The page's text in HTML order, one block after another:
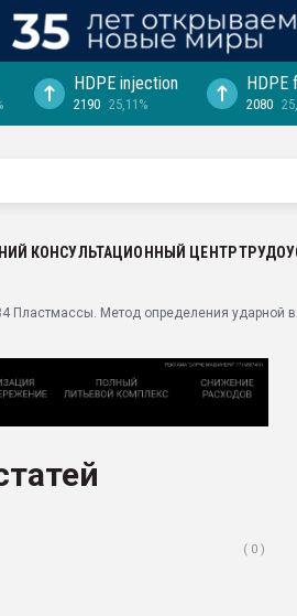
HDPE injection
2190 25,11%
HDPE
2080
КОНСУЛЬТАЦИОННЫЙ ЦЕНТР
Пластмассы. Метод определения ударной
( 0 )